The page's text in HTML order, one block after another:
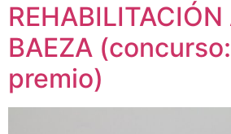
REHABILITACIÓN
BAEZA
premio)